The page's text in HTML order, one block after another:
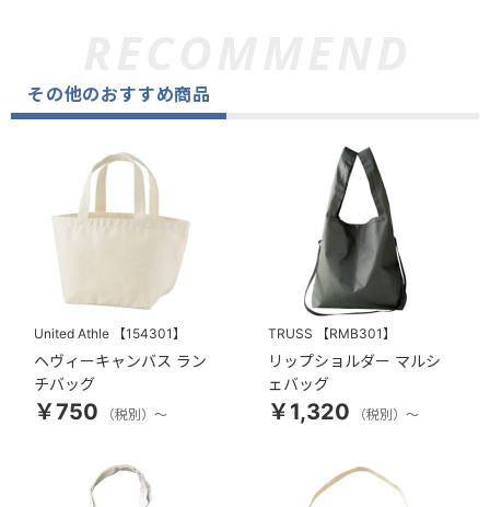
その他のおすすめ商品
United Athle 【154301】
ヘヴィーキャンバス ラン
チバッグ
￥750 （税別）～
TRUSS 【RMB301】
リップショルダー マルシ
ェバッグ
￥1,320 （税別）～